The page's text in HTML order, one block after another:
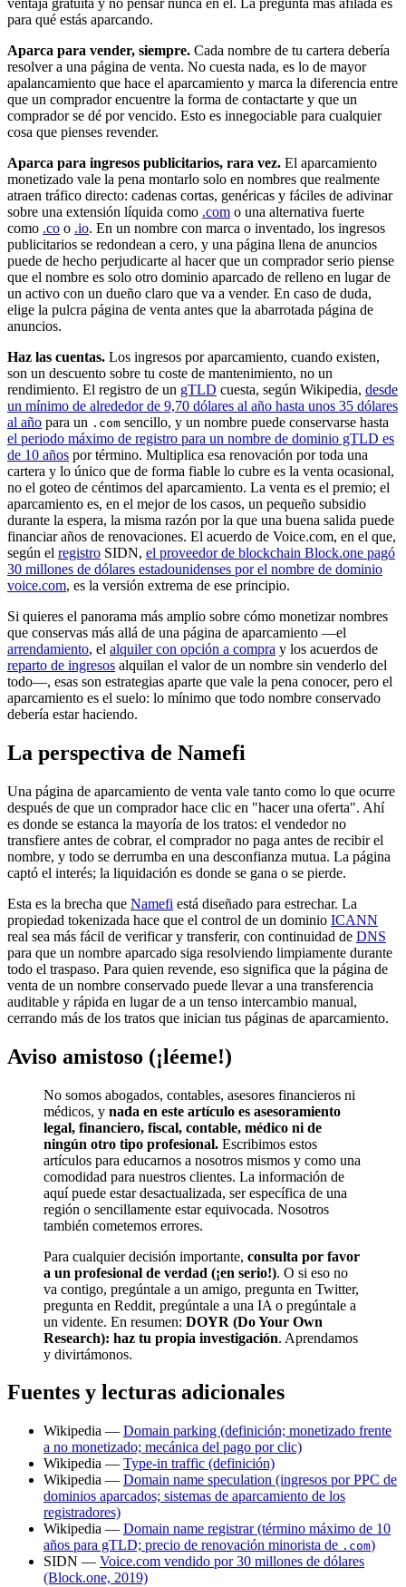
para qué estás aparcando.
Aparca para vender, siempre. Cada nombre de tu cartera debería
resolver a una página de venta. No cuesta nada, es lo de mayor
apalancamiento que hace el aparcamiento y marca la diferencia entre
que un comprador encuentre la forma de contactarte y que un
comprador se dé por vencido. Esto es innegociable para cualquier
cosa que pienses revender.
Aparca para ingresos publicitarios, rara vez. El aparcamiento
monetizado vale la pena montarlo solo en nombres que realmente
atraen tráfico directo: cadenas cortas, genéricas y fáciles de adivinar
sobre una extensión líquida como .com o una alternativa fuerte
como .co o .io. En un nombre con marca o inventado, los ingresos
publicitarios se redondean a cero, y una página llena de anuncios
puede de hecho perjudicarte al hacer que un comprador serio piense
que el nombre es solo otro dominio aparcado de relleno en lugar de
un activo con un dueño claro que va a vender. En caso de duda,
elige la pulcra página de venta antes que la abarrotada página de
anuncios.
Haz las cuentas. Los ingresos por aparcamiento, cuando existen,
son un descuento sobre tu coste de mantenimiento, no un
rendimiento. El registro de un gTLD cuesta, según Wikipedia, desde
un mínimo de alrededor de 9,70 dólares al año hasta unos 35 dólares
al año para un .com sencillo, y un nombre puede conservarse hasta
el periodo máximo de registro para un nombre de dominio gTLD es
de 10 años por término. Multiplica esa renovación por toda una
cartera y lo único que de forma fiable lo cubre es la venta ocasional,
no el goteo de céntimos del aparcamiento. La venta es el premio; el
aparcamiento es, en el mejor de los casos, un pequeño subsidio
durante la espera, la misma razón por la que una buena salida puede
financiar años de renovaciones. El acuerdo de Voice.com, en el que,
según el registro SIDN, el proveedor de blockchain Block.one pagó
30 millones de dólares estadounidenses por el nombre de dominio
voice.com, es la versión extrema de ese principio.
Si quieres el panorama más amplio sobre cómo monetizar nombres
que conservas más allá de una página de aparcamiento —el
arrendamiento, el alquiler con opción a compra y los acuerdos de
reparto de ingresos alquilan el valor de un nombre sin venderlo del
todo—, esas son estrategias aparte que vale la pena conocer, pero el
aparcamiento es el suelo: lo mínimo que todo nombre conservado
debería estar haciendo.
La perspectiva de Namefi
Una página de aparcamiento de venta vale tanto como lo que ocurre
después de que un comprador hace clic en "hacer una oferta". Ahí
es donde se estanca la mayoría de los tratos: el vendedor no
transfiere antes de cobrar, el comprador no paga antes de recibir el
nombre, y todo se derrumba en una desconfianza mutua. La página
captó el interés; la liquidación es donde se gana o se pierde.
Esta es la brecha que Namefi está diseñado para estrechar. La
propiedad tokenizada hace que el control de un dominio ICANN
real sea más fácil de verificar y transferir, con continuidad de DNS
para que un nombre aparcado siga resolviendo limpiamente durante
todo el traspaso. Para quien revende, eso significa que la página de
venta de un nombre conservado puede llevar a una transferencia
auditable y rápida en lugar de a un tenso intercambio manual,
cerrando más de los tratos que inician tus páginas de aparcamiento.
Aviso amistoso (¡léeme!)
No somos abogados, contables, asesores financieros ni
médicos, y nada en este artículo es asesoramiento
legal, financiero, fiscal, contable, médico ni de
ningún otro tipo profesional. Escribimos estos
artículos para educarnos a nosotros mismos y como una
comodidad para nuestros clientes. La información de
aquí puede estar desactualizada, ser específica de una
región o sencillamente estar equivocada. Nosotros
también cometemos errores.
Para cualquier decisión importante, consulta por favor
a un profesional de verdad (¡en serio!). O si eso no
va contigo, pregúntale a un amigo, pregunta en Twitter,
pregunta en Reddit, pregúntale a una IA o pregúntale a
un vidente. En resumen: DOYR (Do Your Own
Research): haz tu propia investigación. Aprendamos
y divirtámonos.
Fuentes y lecturas adicionales
Wikipedia — Domain parking (definición; monetizado frente
a no monetizado; mecánica del pago por clic)
Wikipedia — Type-in traffic (definición)
Wikipedia — Domain name speculation (ingresos por PPC de
dominios aparcados; sistemas de aparcamiento de los
registradores)
Wikipedia — Domain name registrar (término máximo de 10
años para gTLD; precio de renovación minorista de .com)
SIDN — Voice.com vendido por 30 millones de dólares
(Block.one, 2019)